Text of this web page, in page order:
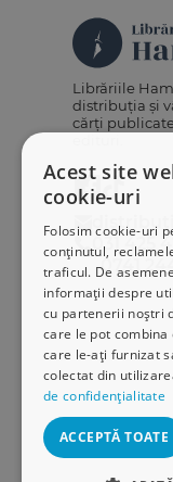
Acest site
cookie-uri
Folosim cookie-uri
conținutul,
traficul. De
informații despre
cu partenerii noștri
care le pot
care le-ați furnizat
colectat din
de confidențialitate
ACCEPTĂ TOATE
Librăriile
distribuția și
cărți
031 425
0741